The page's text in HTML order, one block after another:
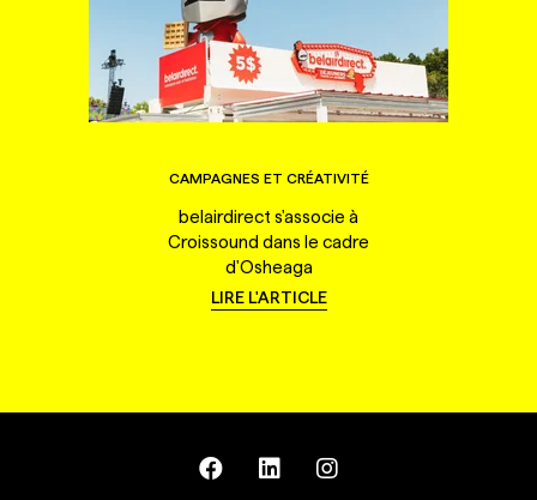
CAMPAGNES ET CRÉATIVITÉ
belairdirect s'associe à
Croissound dans le cadre
d'Osheaga
LIRE L'ARTICLE